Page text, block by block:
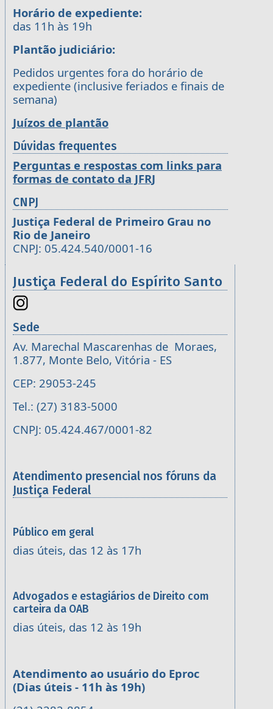
Horário de expediente:
das 11h às 19h
Plantão judiciário:
Pedidos urgentes fora do horário de
expediente (inclusive feriados e finais de
semana)
Juízos de plantão
Dúvidas frequentes
Perguntas e respostas com links para
formas de contato da JFRJ
CNPJ
Justiça Federal de Primeiro Grau no
Rio de Janeiro
CNPJ: 05.424.540/0001-16
Justiça Federal do Espírito Santo
Sede
Av. Marechal Mascarenhas de Moraes,
1.877, Monte Belo, Vitória - ES
CEP: 29053-245
Tel.: (27) 3183-5000
CNPJ: 05.424.467/0001-82
Atendimento presencial nos fóruns da
Justiça Federal
Público em geral
dias úteis, das 12 às 17h
Advogados e estagiários de Direito com
carteira da OAB
dias úteis, das 12 às 19h
Atendimento ao usuário do Eproc
(Dias úteis - 11h às 19h)